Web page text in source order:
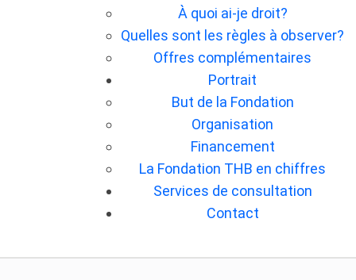
À quoi ai-je droit?
Quelles sont les règles à observer?
Offres complémentaires
Portrait
But de la Fondation
Organisation
Financement
La Fondation THB en chiffres
Services de consultation
Contact